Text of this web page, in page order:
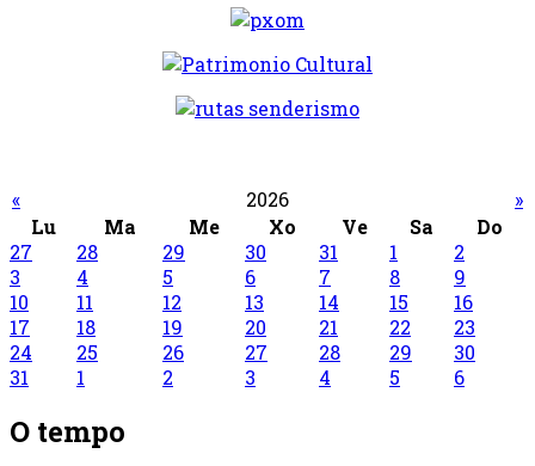
« 2026
»
Lu
Ma Me Xo Ve Sa
Do
27
28 29 30 31 1
2
3
4 5 6 7 8
9
10
11 12 13 14 15
16
17
18 19 20 21 22
23
24
25 26 27 28 29
30
31
1 2 3 4 5 6
O tempo